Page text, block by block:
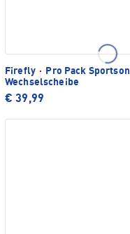
Firefly ·
Pro Pack
Wechselscheibe
€ 39,99